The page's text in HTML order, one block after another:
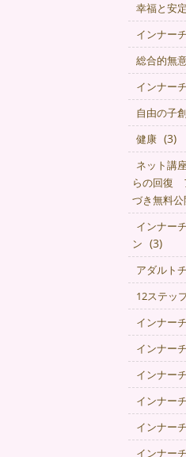
幸福と安
インナー
総合的無
インナー
自由の子
健康 (3)
ネット講
らの回復
づき無料公
インナー
ン (3)
アダルト
12ステッ
インナー
インナー
インナー
インナー
インナー
インナー